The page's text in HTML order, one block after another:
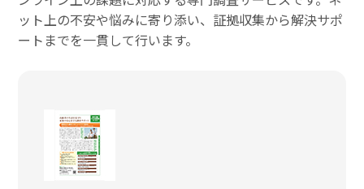
ット上の不安や悩みに寄り添い、証拠収集から解決サポ
ートまでを一貫して行います。